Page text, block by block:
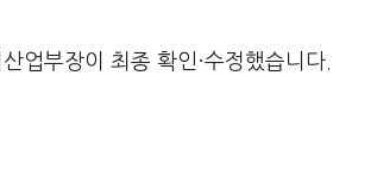
업부장이 최종 확인·수정했습니다.